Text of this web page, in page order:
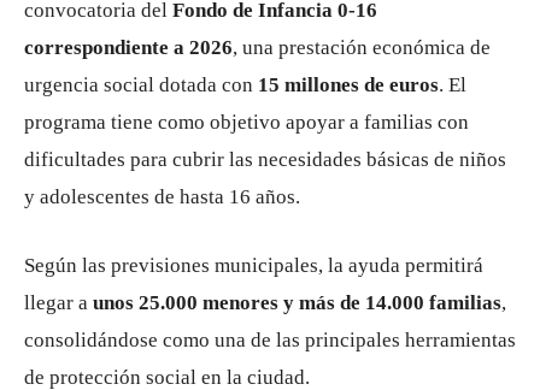
convocatoria del Fondo de Infancia 0-16
correspondiente a 2026, una prestación económica de
urgencia social dotada con 15 millones de euros. El
programa tiene como objetivo apoyar a familias con
dificultades para cubrir las necesidades básicas de niños
y adolescentes de hasta 16 años.
Según las previsiones municipales, la ayuda permitirá
llegar a unos 25.000 menores y más de 14.000 familias,
consolidándose como una de las principales herramientas
de protección social en la ciudad.